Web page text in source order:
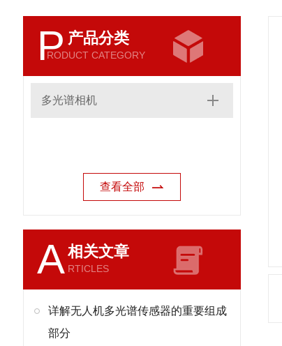
P 产品分类
RODUCT CATEGORY
多光谱相机
查看全部
A相关文章
RTICLES
详解无人机多光谱传感器的重要组成
部分